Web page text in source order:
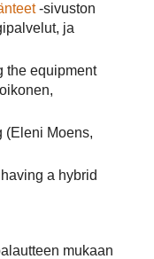
-sivuston
ja
the equipment
(Eleni Moens,
a hybrid
mukaan